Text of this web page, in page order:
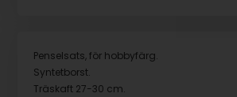
Penselsats, för hobbyfärg.
Syntetborst.
Träskaft 27-30 cm.